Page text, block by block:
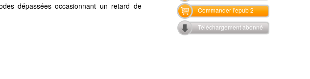
dépassées occasionnant un retard de
Commander l'epub 2
Téléchargement abonné